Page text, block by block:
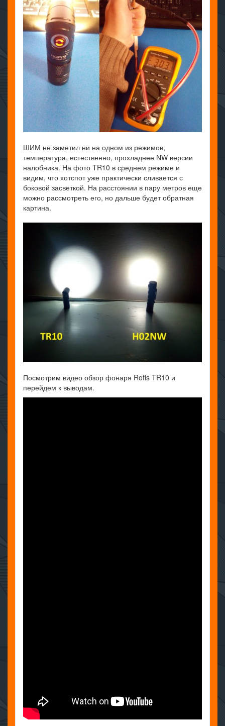
ШИМ не заметил ни на одном из режимов,
температура, естественно, прохладнее NW версии
налобника. На фото TR10 в среднем режиме и
видим, что хотспот уже практически сливается с
боковой засветкой. На расстоянии в пару метров еще
можно рассмотреть его, но дальше будет обратная
картина.
Посмотрим видео обзор фонаря Rofis TR10 и
перейдем к выводам.